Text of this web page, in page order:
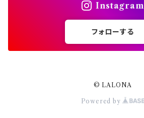
Instagram
フォローする
© LALONA
Powered by